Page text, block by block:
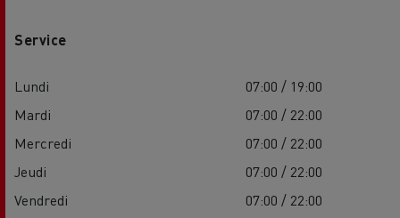
Service
Lundi
07:00 / 19:00
Mardi
07:00 / 22:00
Mercredi
07:00 / 22:00
Jeudi
07:00 / 22:00
Vendredi
07:00 / 22:00